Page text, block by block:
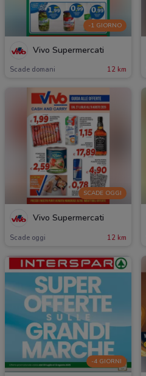
-1 GIORNO
Vivo Supermercati
Scade domani 12 km
SCADE OGGI
Vivo Supermercati
Scade oggi 12 km
-4 GIORNI